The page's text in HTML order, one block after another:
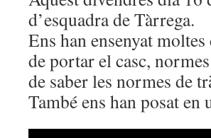
d’esquadra de Tàrrega.
Ens han ensenyat
de portar el casc,
de saber les normes de
També ens han posat